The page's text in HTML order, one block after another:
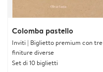
Colomba pastello
Inviti | Biglietto premium con tre
finiture diverse
Set di 10 biglietti